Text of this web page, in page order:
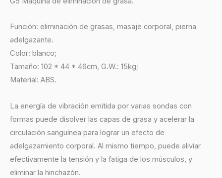
Función: eliminación de grasas, masaje corporal, pierna
adelgazante.
Color: blanco;
Tamaño: 102 * 44 * 46cm, G.W.: 15kg;
Material: ABS.
La energía de vibración emitida por varias sondas con
formas puede disolver las capas de grasa y acelerar la
circulación sanguínea para lograr un efecto de
adelgazamiento corporal. Al mismo tiempo, puede aliviar
efectivamente la tensión y la fatiga de los músculos, y
eliminar la hinchazón.